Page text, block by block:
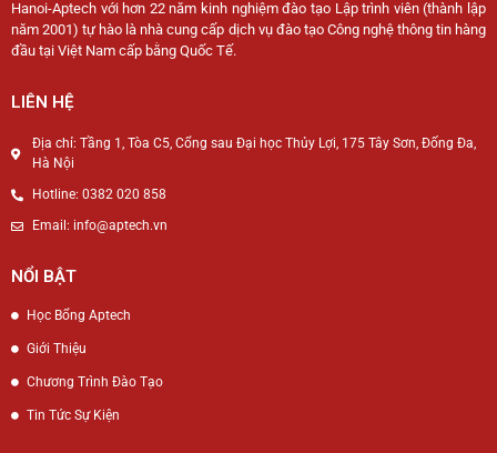
Hanoi-Aptech với hơn 22 năm kinh nghiệm đào tạo Lập trình viên (thành lập
năm 2001) tự hào là nhà cung cấp dịch vụ đào tạo Công nghệ thông tin hàng
đầu tại Việt Nam cấp bằng Quốc Tế.
LIÊN HỆ
Địa chỉ: Tầng 1, Tòa C5, Cổng sau Đại học Thủy Lợi, 175 Tây Sơn, Đống Đa,
Hà Nội
Hotline: 0382 020 858
Email: info@aptech.vn
NỔI BẬT
Học Bổng Aptech
Giới Thiệu
Chương Trình Đào Tạo
Tin Tức Sự Kiện